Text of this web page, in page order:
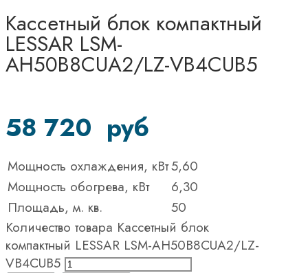
Кассетный блок компактный
LESSAR LSM-
AH50B8CUA2/LZ-VB4CUB5
58 720 руб
Мощность охлаждения, кВт5,60
Мощность обогрева, кВт
6,30
Площадь, м. кв.
50
Количество товара Кассетный блок
компактный LESSAR LSM-AH50B8CUA2/LZ-
VB4CUB5